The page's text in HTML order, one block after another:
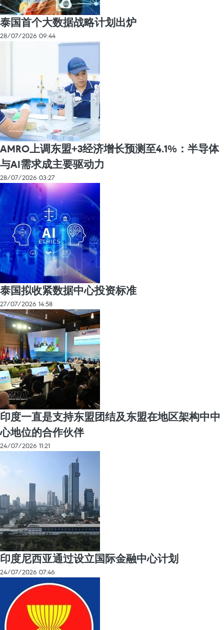
泰国首个大数据战略计划出炉
28/07/2026 09:44
AMRO上调东盟+3经济增长预测至4.1%：半导体
与AI需求成主要驱动力
28/07/2026 03:27
泰国拟收紧数据中心投资标准
27/07/2026 14:58
印度一直是支持东盟团结及东盟在地区架构中中
心地位的合作伙伴
24/07/2026 11:21
印度尼西亚通过设立国际金融中心计划
24/07/2026 07:46